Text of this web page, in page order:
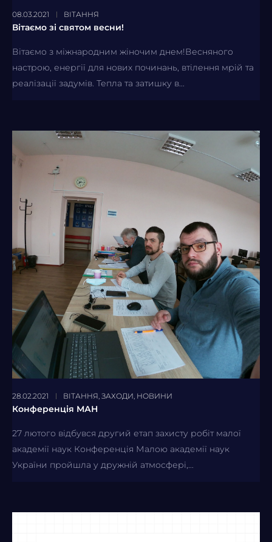
08.03.2021 ВІТАННЯ
Вітаємо зі святом весни!
​​Вітаємо з міжнародним жіночим днем!Весняного
настрою, енергії для нових починань, втілення мрій та
реалізації задумів. Тепла та затишку в...
28.02.2021 ВІТАННЯ ЗАХОДИ НОВИНИ
Конференція МАН
27 лютого відбувся другий етап захисту робіт малої
академії наук Конференція Малою академії наук
України пройшла у дружній атмосфері,...